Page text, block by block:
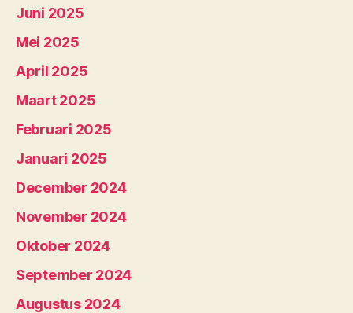
Juni 2025
Mei 2025
April 2025
Maart 2025
Februari 2025
Januari 2025
December 2024
November 2024
Oktober 2024
September 2024
Augustus 2024